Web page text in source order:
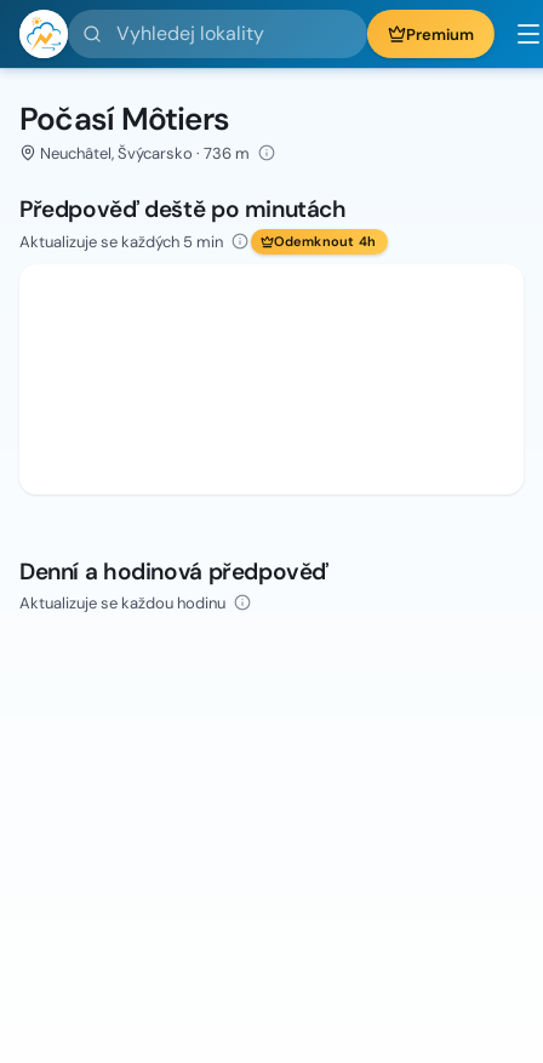
Vyhledej lokality Premium
Počasí Môtiers
Neuchâtel, Švýcarsko · 736 m
Předpověď deště po minutách
Aktualizuje se každých 5 min Odemknout 4h
Denní a hodinová předpověď
Aktualizuje se každou hodinu